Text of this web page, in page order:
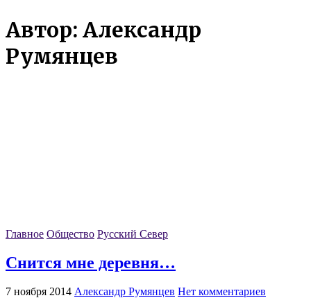
Автор: Александр
Румянцев
Главное Общество Русский Север
Снится мне деревня…
7 ноября 2014 Александр Румянцев Нет комментариев